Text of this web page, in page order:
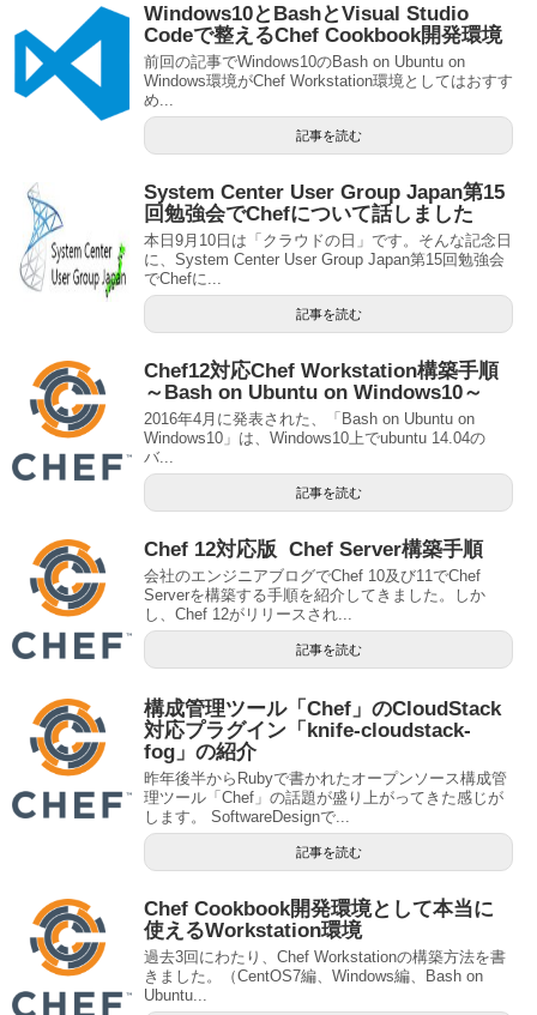
Windows10とBashとVisual Studio
Codeで整えるChef Cookbook開発環境
前回の記事でWindows10のBash on Ubuntu on
Windows環境がChef Workstation環境としてはおすす
め...
記事を読む
System Center User Group Japan第15
回勉強会でChefについて話しました
本日9月10日は「クラウドの日」です。そんな記念日
に、System Center User Group Japan第15回勉強会
でChefに...
記事を読む
Chef12対応Chef Workstation構築手順
～Bash on Ubuntu on Windows10～
2016年4月に発表された、「Bash on Ubuntu on
Windows10」は、Windows10上でubuntu 14.04の
バ...
記事を読む
Chef 12対応版 Chef Server構築手順
会社のエンジニアブログでChef 10及び11でChef
Serverを構築する手順を紹介してきました。しか
し、Chef 12がリリースされ...
記事を読む
構成管理ツール「Chef」のCloudStack
対応プラグイン「knife-cloudstack-
fog」の紹介
昨年後半からRubyで書かれたオープンソース構成管
理ツール「Chef」の話題が盛り上がってきた感じが
します。 SoftwareDesignで...
記事を読む
Chef Cookbook開発環境として本当に
使えるWorkstation環境
過去3回にわたり、Chef Workstationの構築方法を書
きました。（CentOS7編、Windows編、Bash on
Ubuntu...